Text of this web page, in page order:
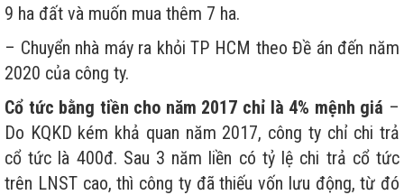
9 ha đất và muốn mua thêm 7 ha.
– Chuyển nhà máy ra khỏi TP HCM theo Đề án đến năm
2020 của công ty.
Cổ tức bằng tiền cho năm 2017 chỉ là 4% mệnh giá –
Do KQKD kém khả quan năm 2017, công ty chỉ chi trả
cổ tức là 400đ. Sau 3 năm liền có tỷ lệ chi trả cổ tức
trên LNST cao, thì công ty đã thiếu vốn lưu động, từ đó